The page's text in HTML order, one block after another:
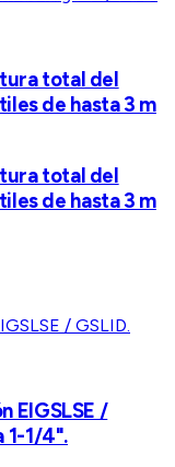
total del
de hasta 3 m
total del
de hasta 3 m
EIGSLSE /
1-1/4".